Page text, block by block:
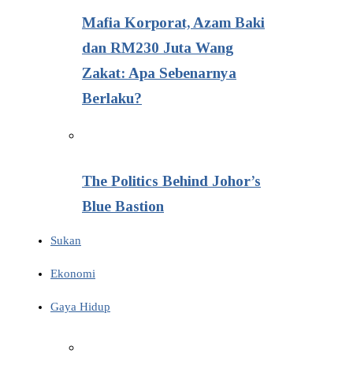
Mafia Korporat, Azam Baki
dan RM230 Juta Wang
Zakat: Apa Sebenarnya
Berlaku?
The Politics Behind Johor’s
Blue Bastion
Sukan
Ekonomi
Gaya Hidup